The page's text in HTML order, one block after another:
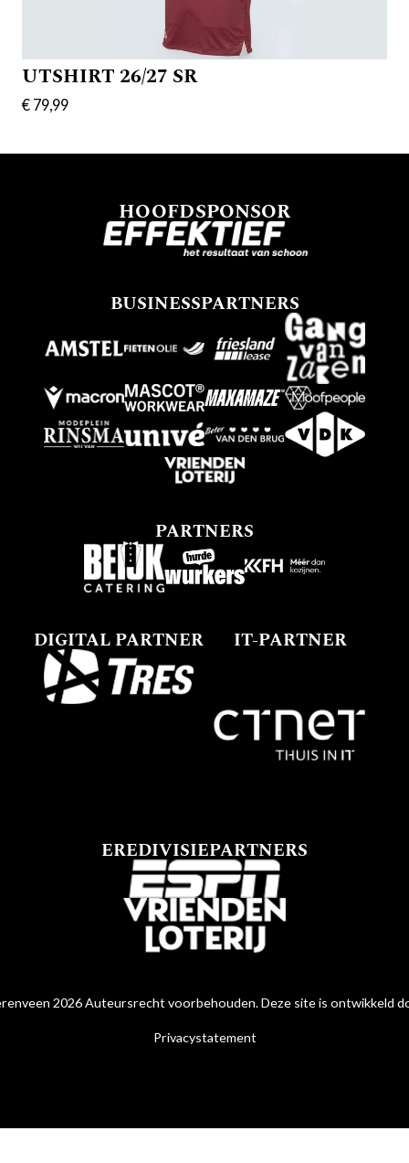
UTSHIRT 26/27 SR
€ 79,99
HOOFDSPONSOR
BUSINESSPARTNERS
PARTNERS
DIGITAL PARTNER IT-PARTNER
EREDIVISIEPARTNERS
2026 Auteursrecht voorbehouden. Deze site is ontwikkeld
Privacystatement